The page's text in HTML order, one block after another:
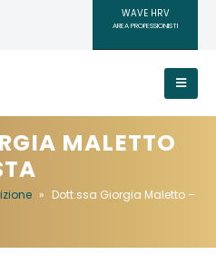
WAVE HRV
AREA PROFESSIONISTI
MALETTO
» Dott.ssa Giorgia Maletto –